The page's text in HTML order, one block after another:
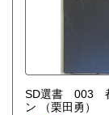
SD選書 003
ン
（栗田勇）